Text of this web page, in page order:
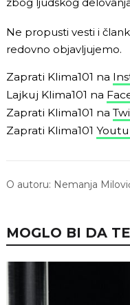
Ne propusti vesti i
redovno objavljujemo.
Zaprati Klima101 na
Lajkuj Klima101 na
Zaprati Klima101 na
Zaprati Klima101
O autoru: Nemanja
MOGLO BI DA